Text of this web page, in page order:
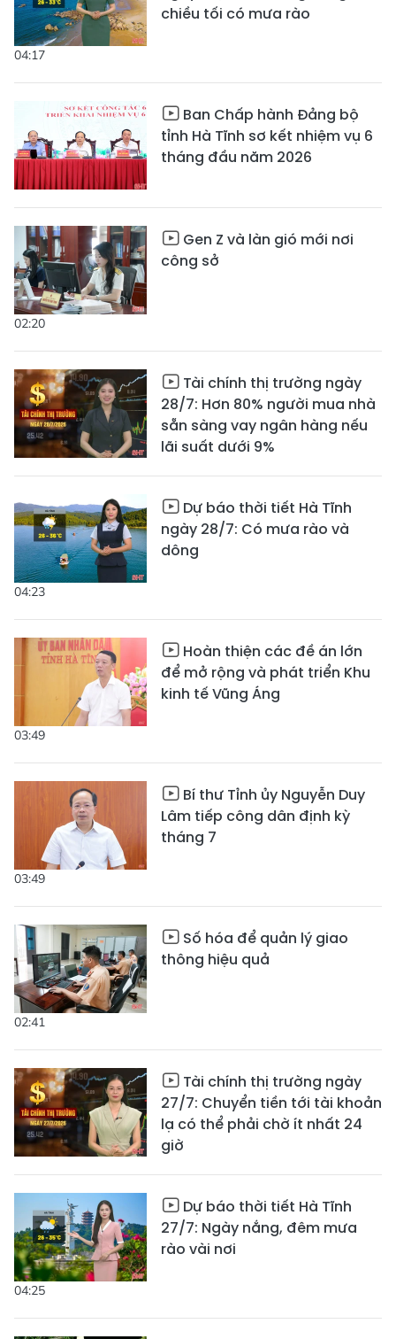
04:17
chiều tối có mưa rào
Ban Chấp hành Đảng bộ
tỉnh Hà Tĩnh sơ kết nhiệm vụ 6
tháng đầu năm 2026
02:20
Gen Z và làn gió mới nơi
công sở
Tài chính thị trường ngày
28/7: Hơn 80% người mua nhà
sẵn sàng vay ngân hàng nếu
lãi suất dưới 9%
04:23
Dự báo thời tiết Hà Tĩnh
ngày 28/7: Có mưa rào và
dông
03:49
Hoàn thiện các đề án lớn
để mở rộng và phát triển Khu
kinh tế Vũng Áng
03:49
Bí thư Tỉnh ủy Nguyễn Duy
Lâm tiếp công dân định kỳ
tháng 7
02:41
Số hóa để quản lý giao
thông hiệu quả
Tài chính thị trường ngày
27/7: Chuyển tiền tới tài khoản
lạ có thể phải chờ ít nhất 24
giờ
04:25
Dự báo thời tiết Hà Tĩnh
27/7: Ngày nắng, đêm mưa
rào vài nơi